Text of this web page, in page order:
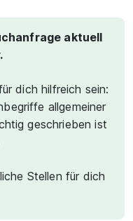
aktuell
dich hilfreich sein:
allgemeiner
geschrieben ist
Stellen für dich